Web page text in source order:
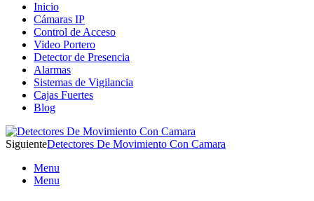
Inicio
Cámaras IP
Control de Acceso
Video Portero
Detector de Presencia
Alarmas
Sistemas de Vigilancia
Cajas Fuertes
Blog
SiguienteDetectores De Movimiento Con Camara
Menu
Menu